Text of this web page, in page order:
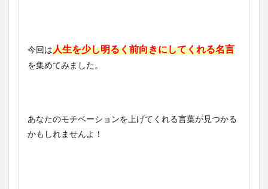
今回は人生を少し明るく前向きにしてくれる名言
を集めてみました。
あなたのモチベーションを上げてくれる言葉が見つかる
かもしれませんよ！